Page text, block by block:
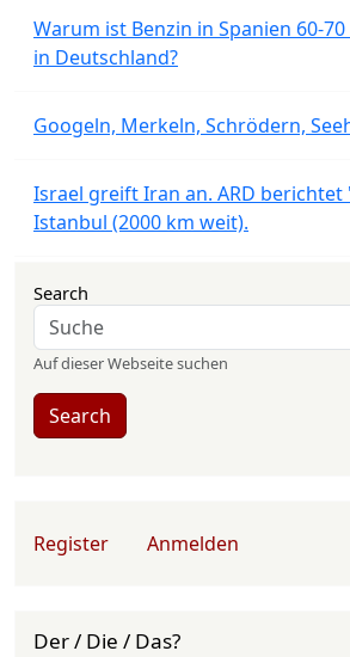
Warum ist Benzin in Spanien 60-
in Deutschland?
Googeln, Merkeln, Schrödern,
Israel greift Iran an. ARD
Istanbul (2000 km weit).
Search
Auf dieser Webseite suchen
Search
User account menu
Register Anmelden
Der / Die / Das?